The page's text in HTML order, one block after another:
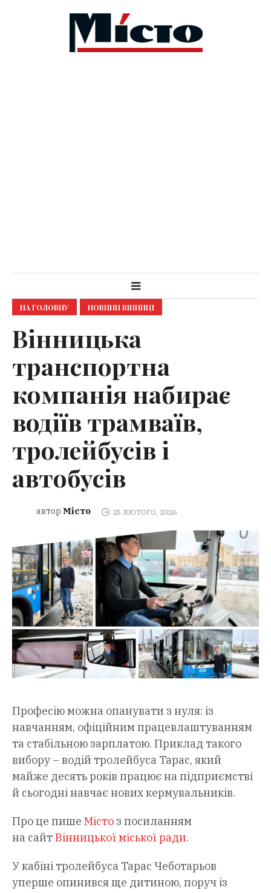
НА ГОЛОВНУ НОВИНИ ВІННИЦІ
Вінницька
транспортна
компанія набирає
водіїв трамваїв,
тролейбусів і
автобусів
автор Місто 25 ЛЮТОГО, 2026
Професію можна опанувати з нуля: із
навчанням, офіційним працевлаштуванням
та стабільною зарплатою. Приклад такого
вибору – водій тролейбуса Тарас, який
майже десять років працює на підприємстві
й сьогодні навчає нових кермувальників.
Про це пише Місто з посиланням
на сайтВінницької міської ради.
У кабіні тролейбуса Тарас Чеботарьов
уперше опинився ще дитиною, поруч із